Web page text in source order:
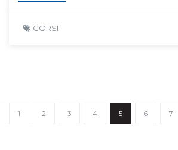
CORSI
1 2 3 4 5 6 7